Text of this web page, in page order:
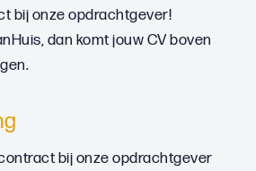
bij onze opdrachtgever!
dan komt jouw CV boven
bij onze opdrachtgever